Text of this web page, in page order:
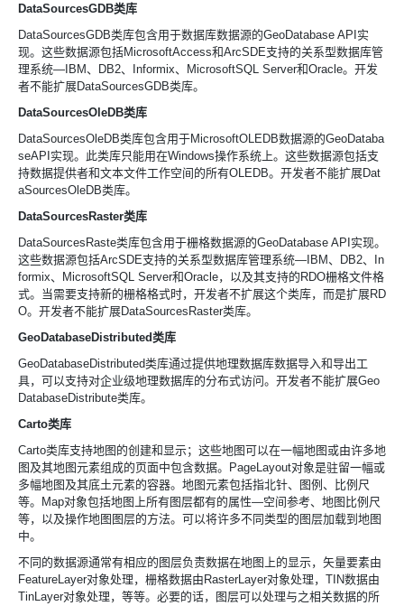
DataSourcesGDB类库
DataSourcesGDB类库包含用于数据库数据源的GeoDatabase API实
现。这些数据源包括MicrosoftAccess和ArcSDE支持的关系型数据库管
理系统—IBM、 DB2、 Informix、 MicrosoftSQL Server和Oracle。开发
者不能扩展DataSourcesGDB类库。
DataSourcesOleDB类库
DataSourcesOleDB类库包含用于MicrosoftOLEDB数据源的GeoDataba
seAPI实现。此类库只能用在Windows操作系统上。这些数据源包括支
持数据提供者和文本文件工作空间的所有OLEDB。开发者不能扩展Dat
aSourcesOleDB类库。
DataSourcesRaster类库
DataSourcesRaste类库包含用于栅格数据源的GeoDatabase API实现。
这些数据源包括ArcSDE支持的关系型数据库管理系统—IBM、 DB2、
In
formix、
MicrosoftSQL Server和Oracle，以及其支持的 RDO栅格文件格
式。当需要支持新的栅格格式时，开发者不扩展这个类库，而是扩展RD
O。开发者不能扩展DataSourcesRaster类库。
GeoDatabaseDistributed类库
GeoDatabaseDistributed类库通过提供地理数据库数据导入和导出工
具，可以支持对企业级地理数据库的分布式访问。开发者不能扩展Geo
DatabaseDistribute类库。
Carto类库
Carto类库支持地图的创建和显示；这些地图可以在一幅地图或由许多地
图及其地图元素组成的页面中包含数据。
PageLayout对象是驻留一幅或
多幅地图及其底土元素的容器。地图元素包括指北针、图例、比例尺
等。
Map对象包括地图上所有图层都有的属性—空间参考、地图比例尺
等，以及操作地图图层的方法。可以将许多不同类型的图层加载到地图
中。
不同的数据源通常有相应的图层负责数据在地图上的显示，矢量要素由
FeatureLayer对象处理，栅格数据由 RasterLayer对象处理， TIN数据由
TinLayer对象处理，等等。必要的话，图层可以处理与之相关数据的所